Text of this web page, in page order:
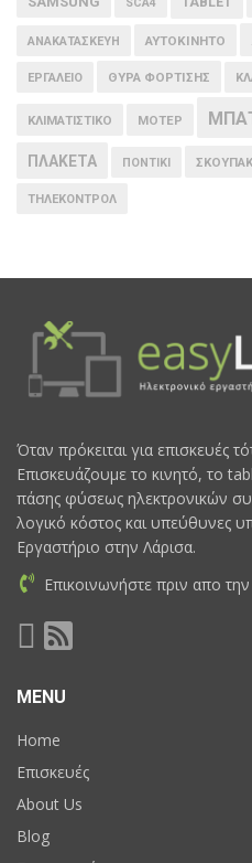
ΑΝΑΚΑΤΑΣΚΕΥΗ ΑΥΤΟΚΙΝΗΤΟ
ΕΡΓΑΛΕΙΟ ΘΥΡΑ ΦΟΡΤΙΣΗΣ
ΚΛΙΜΑΤΙΣΤΙΚΟ ΜΟΤΕΡ
ΠΛΑΚΕΤΑ ΠΟΝΤΙΚΙ
ΤΗΛΕΚΟΝΤΡΟΛ
Όταν πρόκειται για επισκευές
Επισκευάζουμε το κινητό, το
πάσης φύσεως ηλεκτρονικών
λογικό κόστος και υπεύθυνες
Εργαστήριο στην Λάρισα.
Επικοινωνήστε πριν απο
MENU
Home
Επισκευές
About Us
Blog